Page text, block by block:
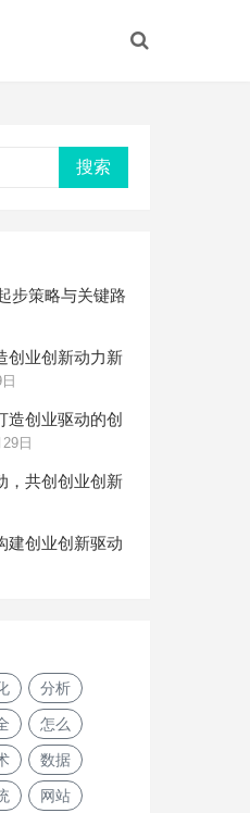
搜索
步策略与关键路
创业创新动力新
造创业驱动的创
日
，共创创业创新
建创业创新驱动
分析
怎么
数据
网站